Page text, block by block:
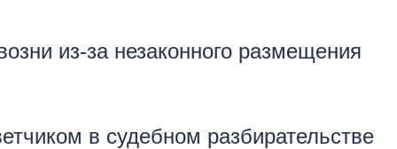
из-за незаконного размещения
в судебном разбирательстве